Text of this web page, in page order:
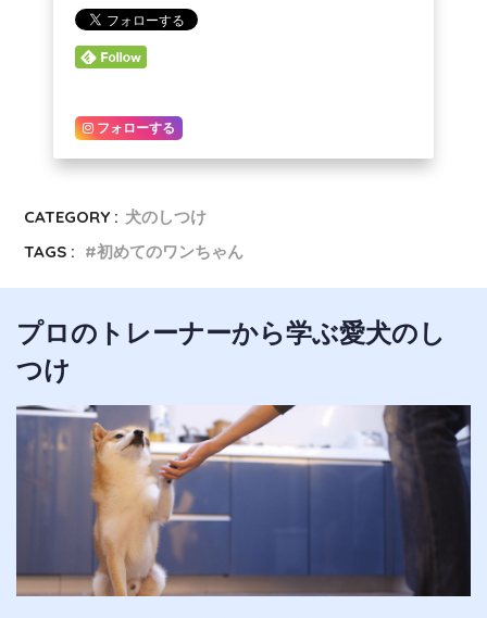
フォローする
CATEGORY : 犬のしつけ
TAGS :
初めてのワンちゃん
プロのトレーナーから学ぶ愛犬のし
つけ